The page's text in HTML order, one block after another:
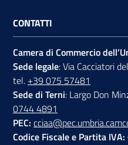
CONTATTI
Camera di Commercio
Sede legale: Via Cacciatori
tel. +39 075 57481
Sede di Terni: Largo Don
0744 4891
PEC:
Codice Fiscale e Partita IVA: